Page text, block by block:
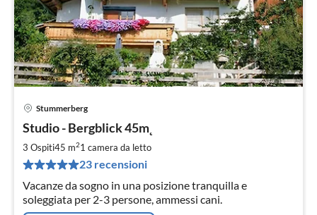
Stummerberg
Studio - Bergblick 45m˛
3 Ospiti45 m21 camera da letto
23 recensioni
Vacanze da sogno in una posizione tranquilla e
soleggiata per 2-3 persone, ammessi cani.